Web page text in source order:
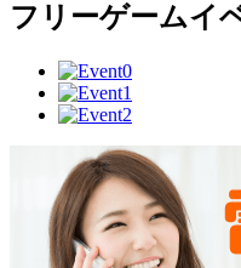
フリーゲームイ